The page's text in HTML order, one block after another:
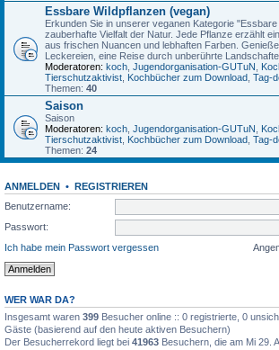
Essbare Wildpflanzen (vegan)
Erkunden Sie in unserer veganen Kategorie
zauberhafte Vielfalt der Natur. Jede Pflanze erzählt
aus frischen Nuancen und lebhaften Farben.
Leckereien, eine Reise durch unberührte
Moderatoren: koch Jugendorganisation-GUTuN
Tierschutzaktivist Kochbücher zum Download Tag-
Themen: 40
Saison
Saison
Moderatoren: koch Jugendorganisation-GUTuN
Tierschutzaktivist Kochbücher zum Download Tag-
Themen: 24
ANMELDEN • REGISTRIEREN
Benutzername:
Passwort:
Ich habe mein Passwort vergessen
WER WAR DA?
Insgesamt waren 399 Besucher online :: 0 registrierte, 0
Gäste (basierend auf den heute aktiven Besuchern)
Der Besucherrekord liegt bei 41963 Besuchern, die am Mi 29.